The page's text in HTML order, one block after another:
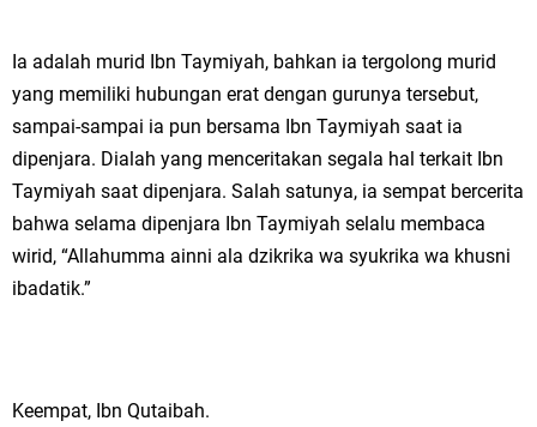
Ia adalah murid Ibn Taymiyah, bahkan ia tergolong murid
yang memiliki hubungan erat dengan gurunya tersebut,
sampai-sampai ia pun bersama Ibn Taymiyah saat ia
dipenjara. Dialah yang menceritakan segala hal terkait Ibn
Taymiyah saat dipenjara. Salah satunya, ia sempat bercerita
bahwa selama dipenjara Ibn Taymiyah selalu membaca
wirid, “Allahumma ainni ala dzikrika wa syukrika wa khusni
ibadatik.”
Keempat, Ibn Qutaibah.